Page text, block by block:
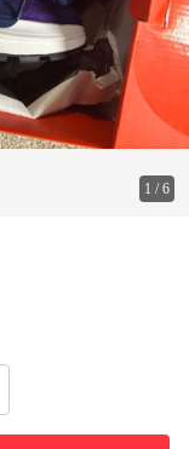
1 /6